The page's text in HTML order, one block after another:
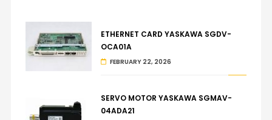
ETHERNET CARD YASKAWA SGDV-
OCA01A
FEBRUARY 22, 2026
SERVO MOTOR YASKAWA SGMAV-
04ADA21